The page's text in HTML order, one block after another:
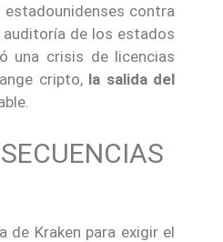
contra
de los estados
una crisis de licencias
cripto, la salida del
de Kraken para exigir el